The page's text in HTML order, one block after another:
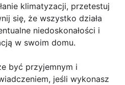
klimatyzacji, przetestuj
się, że wszystko działa
niedoskonałości i
w swoim domu.
być przyjemnym i
jeśli wykonasz